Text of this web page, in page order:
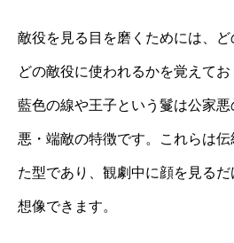
敵役を見る目を磨くためには、
どの敵役に使われるかを覚えて
藍色の線や王子という鬘は公家
悪・端敵の特徴です。これらは
た型であり、観劇中に顔を見る
想像できます。